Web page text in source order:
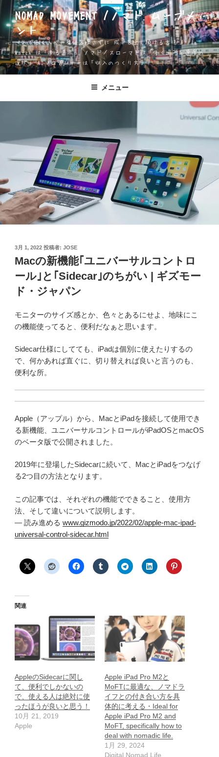
ン
テ
ン
ツ
へ
ス
NOMAD MOVEMENT /ノマド ムーブメ
ント
一人で働く人が、身体を壊さずに 成果を出し続ける方法 Apple
Watch は「測る道具」 ノマド／スローマドは「働く場所と速度の
選択」 AIソロプレナーは「収入のつくり方」
メニュー
投
稿
日:
3月 1, 2022 投稿者: JOSE
Macの新機能｢ユニバーサルコントロ
ール｣と｢Sidecar｣のちがい | ギズモー
ド・ジャパン
モニターのサイズ感とか、色々とあるにせよ、地味にこ
の機能使ってると、便利だなぁと思います。
Sidecar仕様にしてても、iPadは個別に使えたりするの
で、何かあれば直ぐに、切り替えれば良いと言うのも、
便利な所。
Apple（アップル）から、MacとiPadを接続して使用でき
る新機能、ユニバーサルコントロールがiPadOSとmacOS
のベータ版で公開されました。
2019年に登場したSidecarに続いて、MacとiPadをつなげ
る2つ目の方法となります。
この記事では、それぞれの機能でできること、使用方
法、そして違いについて説明します。
— 読み進める www.gizmodo.jp/2022/02/apple-mac-ipad-
universal-control-sidecar.html
関連
AppleのSidecarに関し
て、便利でしかないの
で、使える人は絶対に使
ったほうが良いと思う！
10月 21, 2019
Apple
Apple iPad Pro M2と
MoFTに最適な、ノマドラ
イフとの付き合い方を具
体的に考える・Ideal for
Apple iPad Pro M2 and
MoFT, specifically how to
deal with nomadic life.
1月 29, 2024
Digital Nomad Life